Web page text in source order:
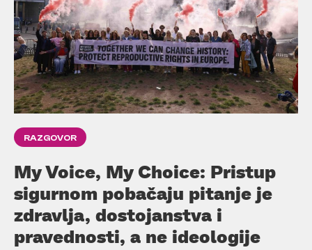
RAZGOVOR
My Voice, My Choice: Pristup
sigurnom pobačaju pitanje je
zdravlja, dostojanstva i
pravednosti, a ne ideologije